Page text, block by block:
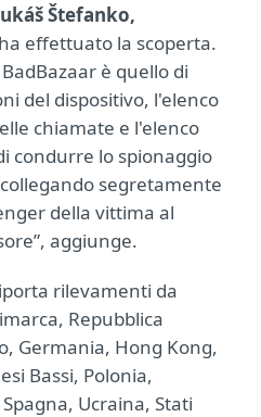
Štefanko,
effettuato la scoperta.
è quello di
del dispositivo, l'elenco
chiamate e l'elenco
condurre lo spionaggio
segretamente
della vittima al
aggiunge.
rilevamenti da
Repubblica
Germania, Hong Kong,
Bassi, Polonia,
Ucraina, Stati